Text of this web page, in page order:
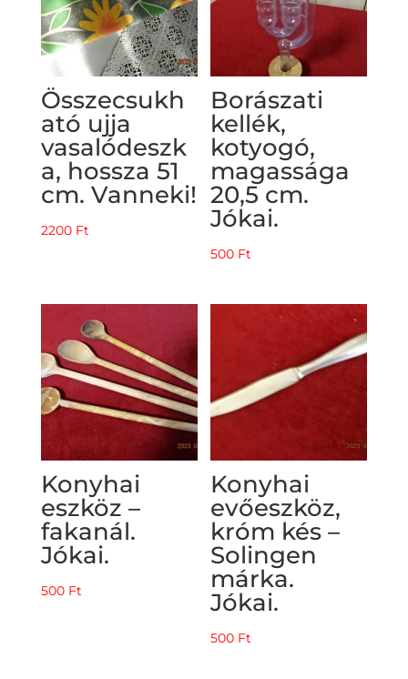
Összecsukh
ató ujja
vasalódeszk
a, hossza 51
cm. Vanneki!
2200 Ft
Borászati
kellék,
kotyogó,
magassága
20,5 cm.
Jókai.
500 Ft
Konyhai
eszköz –
fakanál.
Jókai.
500 Ft
Konyhai
evőeszköz,
króm kés –
Solingen
márka.
Jókai.
500 Ft